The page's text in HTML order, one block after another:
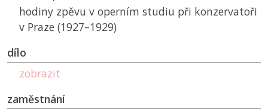
hodiny zpěvu v operním studiu při konzervatoři
v Praze (1927–1929)
dílo
zobrazit
zaměstnání